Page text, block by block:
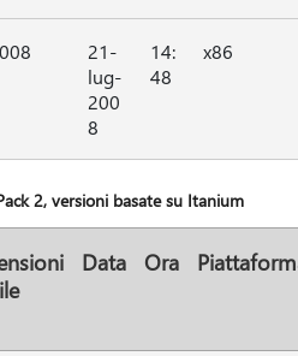
21-
lug-
200
8
14:
48
x86
2, versioni basate su Itanium
Data Ora